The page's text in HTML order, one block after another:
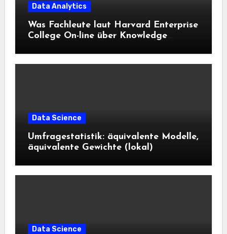
Data Analytics
Was Fachleute laut Harvard Enterprise
College On-line über Knowledge
Data Science
Umfragestatistik: äquivalente Modelle,
äquivalente Gewichte (lokal)
Data Science